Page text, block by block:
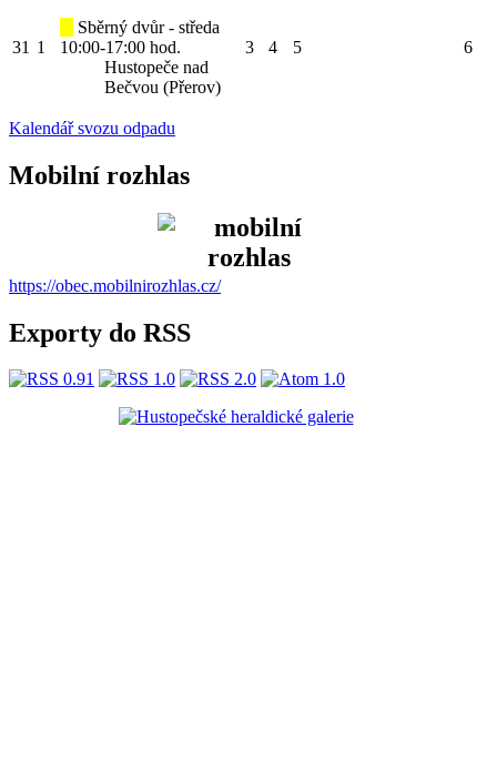
31 1
Sběrný dvůr - středa
10:00-17:00 hod.
Hustopeče nad
Bečvou (Přerov)
3 4 5 6
Kalendář svozu odpadu
Mobilní rozhlas
https://obec.mobilnirozhlas.cz/
Exporty do RSS